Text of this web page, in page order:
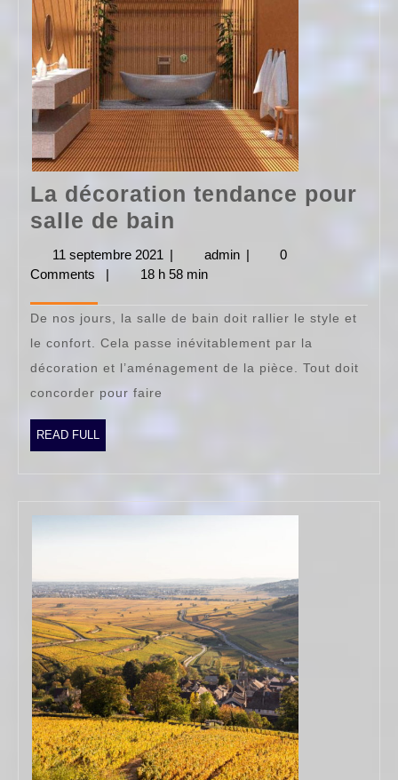
La décoration tendance pour
salle de bain
décoration
tendance
salle
de
bain
11 septembre 2021 11
septembre
| admin admin
|
0
Comments
| 18 h 58 min
De nos jours, la salle de bain doit rallier le style et
le confort. Cela passe inévitablement par la
décoration et l’aménagement de la pièce. Tout doit
concorder pour faire
READ FULL
FULL